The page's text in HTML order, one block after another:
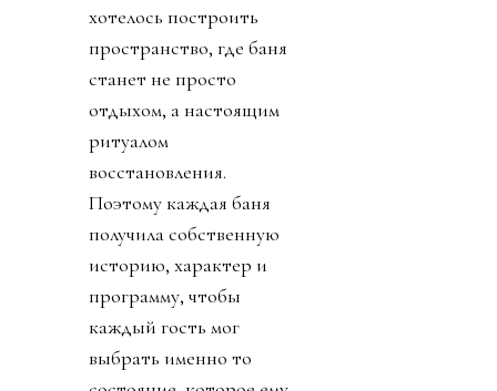
хотелось построить
пространство, где баня
станет не просто
отдыхом, а настоящим
ритуалом
восстановления.
Поэтому каждая баня
получила собственную
историю, характер и
программу, чтобы
каждый гость мог
выбрать именно то